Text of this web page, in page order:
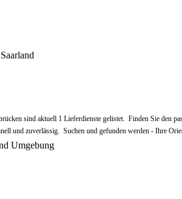
sind aktuell 1 Lieferdienste gelistet. Finden Sie den
und zuverlässig. Suchen und gefunden werden - Ihre
Umgebung